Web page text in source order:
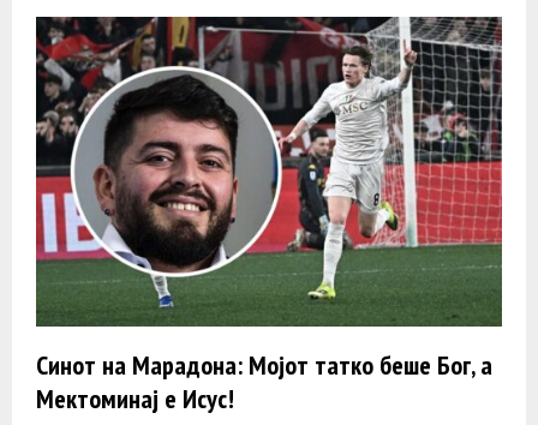
Синот на Марадона: Мојот татко беше Бог, а
Мектоминај е Исус!